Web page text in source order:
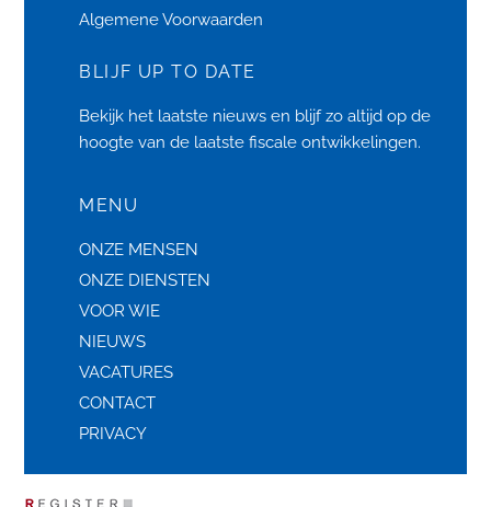
Algemene Voorwaarden
BLIJF UP TO DATE
Bekijk het laatste nieuws en blijf zo altijd op de
hoogte van de laatste fiscale ontwikkelingen.
MENU
ONZE MENSEN
ONZE DIENSTEN
VOOR WIE
NIEUWS
VACATURES
CONTACT
PRIVACY